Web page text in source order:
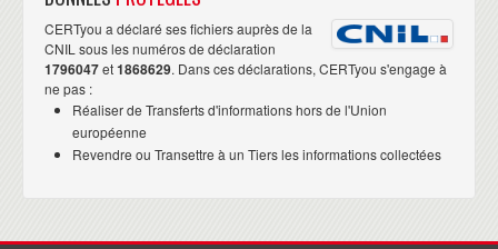
CERTyou a déclaré ses fichiers auprès de la
CNIL sous les numéros de déclaration
1796047et1868629. Dans ces déclarations, CERTyou s'engage à
ne pas :
Réaliser de Transferts d'informations hors de l'Union
européenne
Revendre ou Transettre à un Tiers les informations collectées